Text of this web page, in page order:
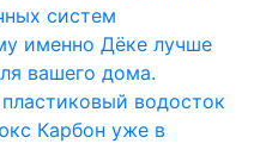
систем
именно Дёке лучше
вашего дома.
водосток
Карбон уже в